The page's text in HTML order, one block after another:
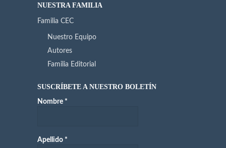
NUESTRA FAMILIA
Familia CEC
Nuestro Equipo
Autores
Familia Editorial
SUSCRÍBETE A NUESTRO BOLETÍN
Nombre *
Apellido *